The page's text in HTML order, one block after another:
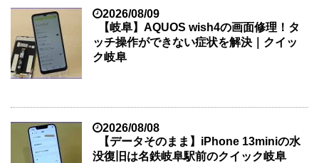
2026/08/09
【岐阜】AQUOS wish4の画面修理！タ
ッチ操作ができない症状を解決｜クイッ
ク岐阜
2026/08/08
【データそのまま】iPhone 13miniの水
没復旧は名鉄岐阜駅前のクイック岐阜